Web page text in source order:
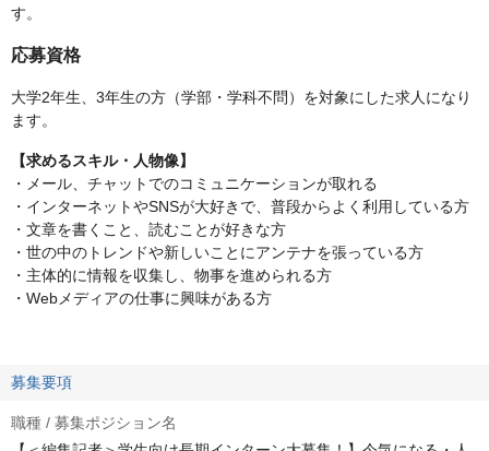
す。
応募資格
大学2年生、3年生の方（学部・学科不問）を対象にした求人になり
ます。
【求めるスキル・人物像】
・メール、チャットでのコミュニケーションが取れる
・インターネットやSNSが大好きで、普段からよく利用している方
・文章を書くこと、読むことが好きな方
・世の中のトレンドや新しいことにアンテナを張っている方
・主体的に情報を収集し、物事を進められる方
・Webメディアの仕事に興味がある方
募集要項
職種 / 募集ポジション名